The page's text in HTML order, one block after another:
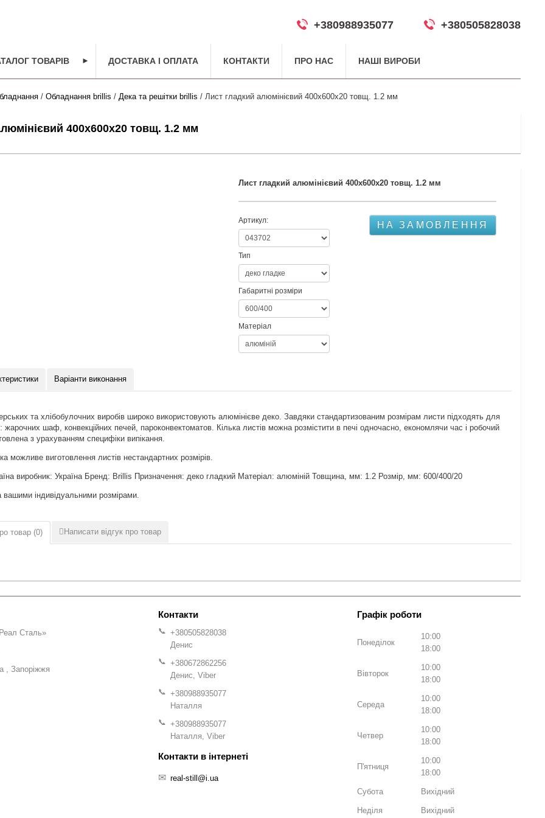
+380505828038
+380988935077
ТОВАРІВ ► ДОСТАВКА І ОПЛАТА КОНТАКТИ ПРО НАС НАШІ ВИРОБИ
/ Обладнання brillis / Дека та решітки brillis / Лист гладкий алюмінієвий 400х600х20 товщ. 1.2 мм
400х600х20 товщ. 1.2 мм
Лист гладкий алюмінієвий 400х600х20 товщ. 1.2 мм
НА ЗАМОВЛЕННЯ
Артикул:
Тип
Габаритні розміри
Матеріал
Варіанти виконання
та хлібобулочних виробів широко використовують алюмінієве деко. Завдяки стандартизованим розмірам листи підходять для
жарочних шаф, конвекційних печей, пароконвектоматов. Кілька листів можна розмістити в печі одночасно, економлячи час і робочий
з урахуванням специфіки випікання.
можливе виготовлення листів нестандартних розмірів.
виробник: Україна Бренд: Brillis Призначення: деко гладкий Матеріал: алюміній Товщина, мм: 1.2 Розмір, мм: 600/400/20
вашими індивідуальними розмірами.
товар (0) Написати відгук про товар
Сталь»
Запоріжжя
+380505828038
Денис
+380672862256
Денис, Viber
+380988935077
Наталля
+380988935077
Наталля, Viber
real-still@i.ua
Понеділок
10:00
18:00
Вівторок
10:00
18:00
Середа
10:00
18:00
Четвер
10:00
18:00
П'ятниця
10:00
18:00
Субота Вихідний
Неділя Вихідний